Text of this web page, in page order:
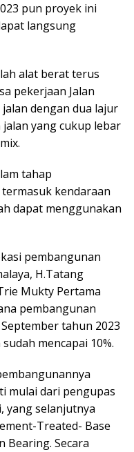
pun proyek ini
langsung
alat berat terus
pekerjaan Jalan
dengan dua lajur
yang cukup lebar
tahap
kendaraan
dapat menggunakan
pembangunan
H.Tatang
Mukty Pertama
pembangunan
tahun 2023
mencapai 10%.
mulai dari pengupas
yang selanjutnya
Treated- Base
Bearing. Secara